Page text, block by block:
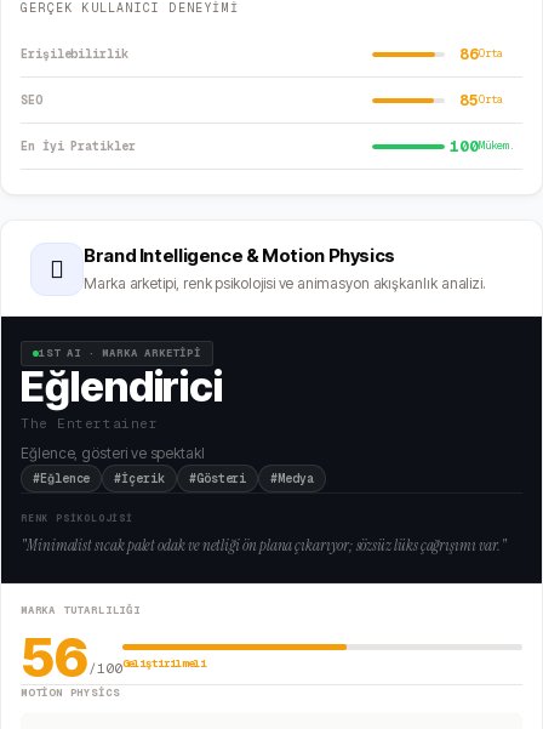
GERÇEK KULLANICI DENEYİMİ
Erişilebilirlik 86Orta
SEO 85Orta
En İyi Pratikler 100Mükem.
🫆 Brand Intelligence & Motion Physics
Marka arketipi, renk psikolojisi ve animasyon akışkanlık analizi.
1ST AI · MARKA ARKETİPİ
Eğlendirici
The Entertainer
Eğlence, gösteri ve spektakl
#Eğlence #İçerik #Gösteri #Medya
RENK PSİKOLOJİSİ
"Minimalist sıcak palet odak ve netliği ön plana çıkarıyor; sözsüz lüks çağrışımı var."
MARKA TUTARLILIĞI
56/100Geliştirilmeli
MOTION PHYSICS